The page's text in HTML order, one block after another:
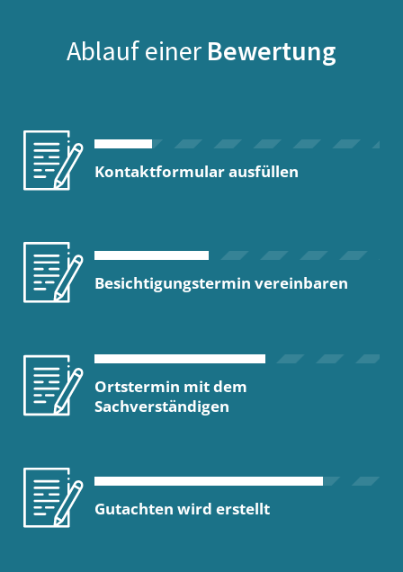
Ablauf einer Bewertung
Kontaktformular ausfüllen
Besichtigungstermin vereinbaren
Ortstermin mit dem
Sachverständigen
Gutachten wird erstellt